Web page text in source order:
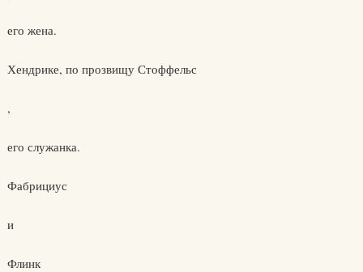
его жена.
Хендрике, по прозвищу Стоффельс
,
его служанка.
Фабрициус
и
Флинк